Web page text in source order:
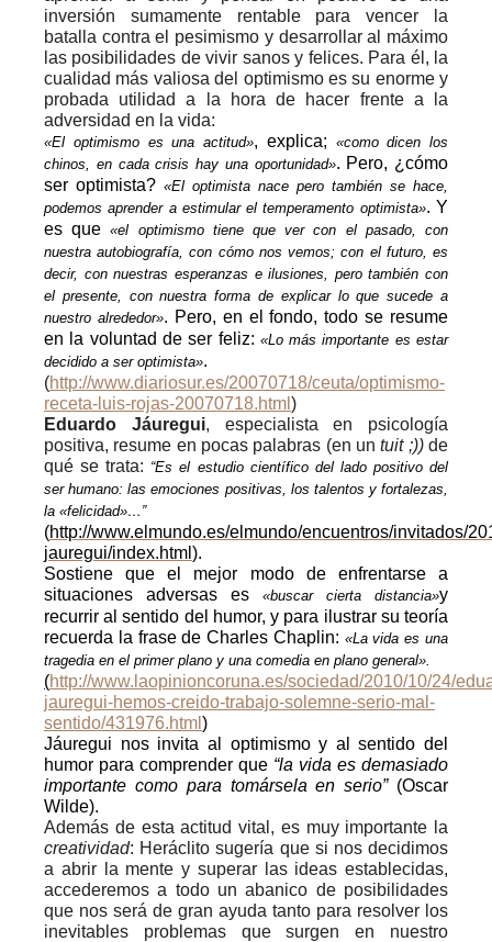
inversión sumamente rentable para vencer la
batalla contra el pesimismo y desarrollar al máximo
las posibilidades de vivir sanos y felices. Para él, la
cualidad más valiosa del optimismo es su enorme y
probada utilidad a la hora de hacer frente a la
adversidad en la vida:
«El optimismo es una actitud», explica; «como dicen los
chinos, en cada crisis hay una oportunidad». Pero, ¿cómo
ser optimista? «El optimista nace pero también se hace,
podemos aprender a estimular el temperamento optimista». Y
es que«el optimismo tiene que ver con el pasado, con
nuestra autobiografía, con cómo nos vemos; con el futuro, es
decir, con nuestras esperanzas e ilusiones, pero también con
el presente, con nuestra forma de explicar lo que sucede a
nuestro alrededor». Pero, en el fondo, todo se resume
en la voluntad de ser feliz: «Lo más importante es estar
decidido a ser optimista».
(http://www.diariosur.es/20070718/ceuta/optimismo-
receta-luis-rojas-20070718.html )
Eduardo Jáuregui, especialista en psicología
positiva, resume en pocas palabras (en untuit ;))de
qué se trata: “Es el estudio científico del lado positivo del
ser humano: las emociones positivas, los talentos y fortalezas,
la «felicidad»…”
(http://www.elmundo.es/elmundo/encuentros/invitados/
jauregui/index.html ).
Sostiene queel mejor modo de enfrentarse a
situaciones adversas es «buscar cierta distancia»y
recurrir al sentido del humor, y para ilustrar su teoría
recuerda la frase de Charles Chaplin: «La vida es una
tragedia en el primer plano y una comedia en plano general».
(http://www.laopinioncoruna.es/sociedad/2010/10/24/
jauregui-hemos-creido-trabajo-solemne-serio-mal-
sentido/431976.html )
Jáuregui nos invita al optimismo y al sentido del
humor para comprender que “la vida es demasiado
importante como para tomársela en serio” (Oscar
Wilde).
Además de esta actitud vital, es muy importante la
creatividad: Heráclito sugería que si nos decidimos
a abrir la mente y superar las ideas establecidas,
accederemos a todo un abanico de posibilidades
que nos será de gran ayuda tanto para resolver los
inevitables problemas que surgen en nuestro